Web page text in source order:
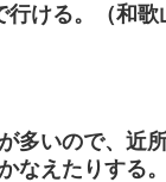
行ける。（和歌
多いので、近
なえたりする